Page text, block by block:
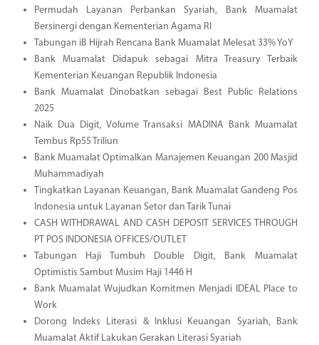
Permudah Layanan Perbankan Syariah, Bank Muamalat
Bersinergi dengan Kementerian Agama RI
Tabungan iB Hijrah Rencana Bank Muamalat Melesat 33% YoY
Bank Muamalat Didapuk sebagai Mitra Treasury Terbaik
Kementerian Keuangan Republik Indonesia
Bank Muamalat Dinobatkan sebagai Best Public Relations
2025
Naik Dua Digit, Volume Transaksi MADINA Bank Muamalat
Tembus Rp55 Triliun
Bank Muamalat Optimalkan Manajemen Keuangan 200 Masjid
Muhammadiyah
Tingkatkan Layanan Keuangan, Bank Muamalat Gandeng Pos
Indonesia untuk Layanan Setor dan Tarik Tunai
CASH WITHDRAWAL AND CASH DEPOSIT SERVICES THROUGH
PT POS INDONESIA OFFICES/OUTLET
Tabungan Haji Tumbuh Double Digit, Bank Muamalat
Optimistis Sambut Musim Haji 1446 H
Bank Muamalat Wujudkan Komitmen Menjadi IDEAL Place to
Work
Dorong Indeks Literasi & Inklusi Keuangan Syariah, Bank
Muamalat Aktif Lakukan Gerakan Literasi Syariah